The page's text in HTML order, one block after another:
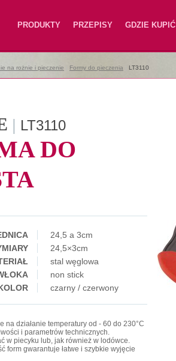
PRODUKTY PRZEPISY GDZIE KUPIĆ
na rożnie i pieczenie Formy do pieczenia LT3110
| LT3110
DO
24,5 a 3cm
24,5×3cm
stal węglowa
non stick
czarny / czerwony
na działanie temperatury od - 60 do 230°C
i parametrów technicznych.
w piecyku lub, jak również w lodówce.
form gwarantuje łatwe i szybkie wyjęcie